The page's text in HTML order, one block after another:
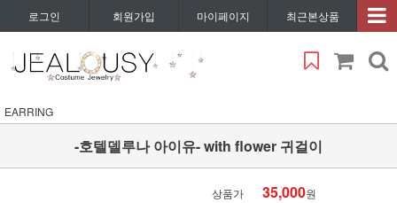
로그인 회원가입 마이페이지 최근본상품
EARRING
-호텔델루나 아이유- with flower 귀걸이
상품가 35,000원